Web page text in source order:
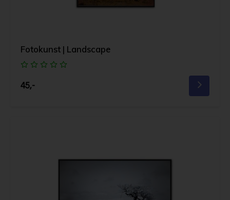
Fotokunst | Landscape
45,-